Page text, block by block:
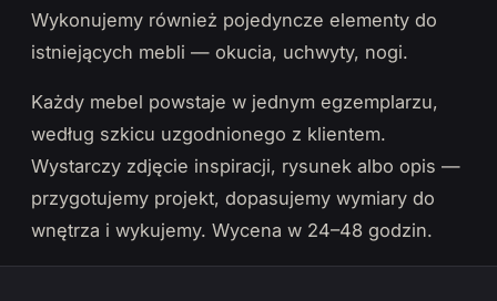
Wykonujemy również pojedyncze elementy do
istniejących mebli — okucia, uchwyty, nogi.
Każdy mebel powstaje w jednym egzemplarzu,
według szkicu uzgodnionego z klientem.
Wystarczy zdjęcie inspiracji, rysunek albo opis —
przygotujemy projekt, dopasujemy wymiary do
wnętrza i wykujemy. Wycena w 24–48 godzin.